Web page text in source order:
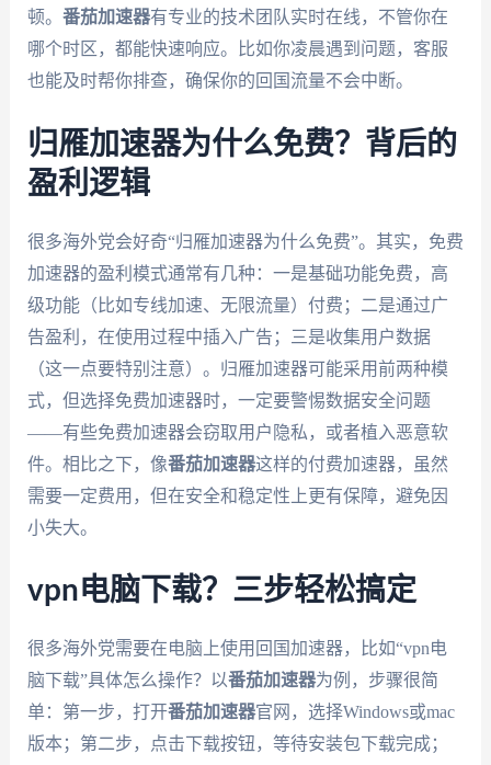
顿。 番茄加速器有专业的技术团队实时在线，不管你在
哪个时区，都能快速响应。比如你凌晨遇到问题，客服
也能及时帮你排查，确保你的回国流量不会中断。
归雁加速器为什么免费？背后的
盈利逻辑
很多海外党会好奇“归雁加速器为什么免费”。其实，免费
加速器的盈利模式通常有几种：一是基础功能免费，高
级功能（比如专线加速、无限流量）付费；二是通过广
告盈利，在使用过程中插入广告；三是收集用户数据
（这一点要特别注意）。归雁加速器可能采用前两种模
式，但选择免费加速器时，一定要警惕数据安全问题
——有些免费加速器会窃取用户隐私，或者植入恶意软
件。相比之下，像番茄加速器这样的付费加速器，虽然
需要一定费用，但在安全和稳定性上更有保障，避免因
小失大。
vpn电脑下载？三步轻松搞定
很多海外党需要在电脑上使用回国加速器，比如“vpn电
脑下载”具体怎么操作？以番茄加速器为例，步骤很简
单：第一步，打开番茄加速器官网，选择Windows或mac
版本；第二步，点击下载按钮，等待安装包下载完成；